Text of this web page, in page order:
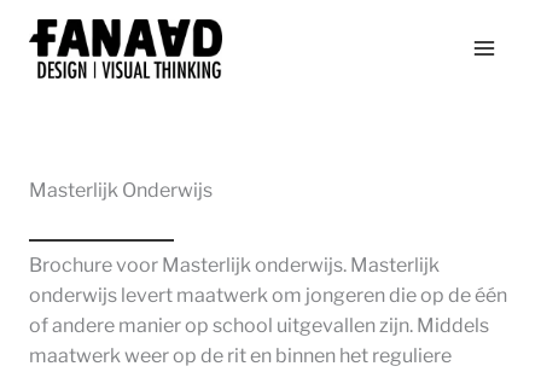
naar
Masterlijk Onderwijs
Brochure voor Masterlijk onderwijs. Masterlijk
onderwijs levert maatwerk om jongeren die op de één
of andere manier op school uitgevallen zijn. Middels
maatwerk weer op de rit en binnen het reguliere